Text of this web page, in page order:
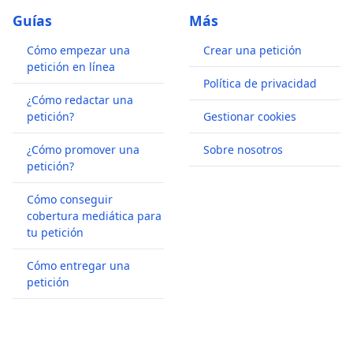
Guías
Cómo empezar una
petición en línea
¿Cómo redactar una
petición?
¿Cómo promover una
petición?
Cómo conseguir
cobertura mediática para
tu petición
Cómo entregar una
petición
Más
Crear una petición
Política de privacidad
Gestionar cookies
Sobre nosotros